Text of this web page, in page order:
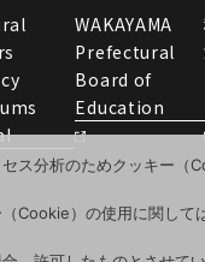
WAKAYAMA
Prefectural
Board of
Education
ス分析のためクッキー（
Cookie）の使用に関して